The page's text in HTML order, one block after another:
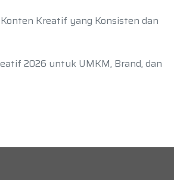
Kreatif yang Konsisten dan
2026 untuk UMKM, Brand, dan